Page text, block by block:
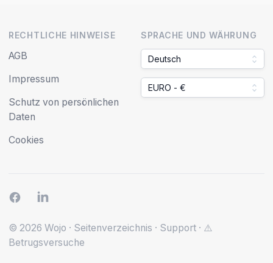
RECHTLICHE HINWEISE
AGB
Impressum
Schutz von persönlichen
Daten
Cookies
SPRACHE UND WÄHRUNG
Deutsch
EURO - €
© 2026 Wojo · Seitenverzeichnis · Support · ⚠️
Betrugsversuche